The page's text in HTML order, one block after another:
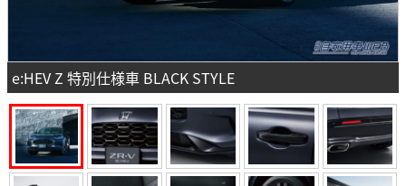
e:HEV Z 特別仕様車 BLACK STYLE